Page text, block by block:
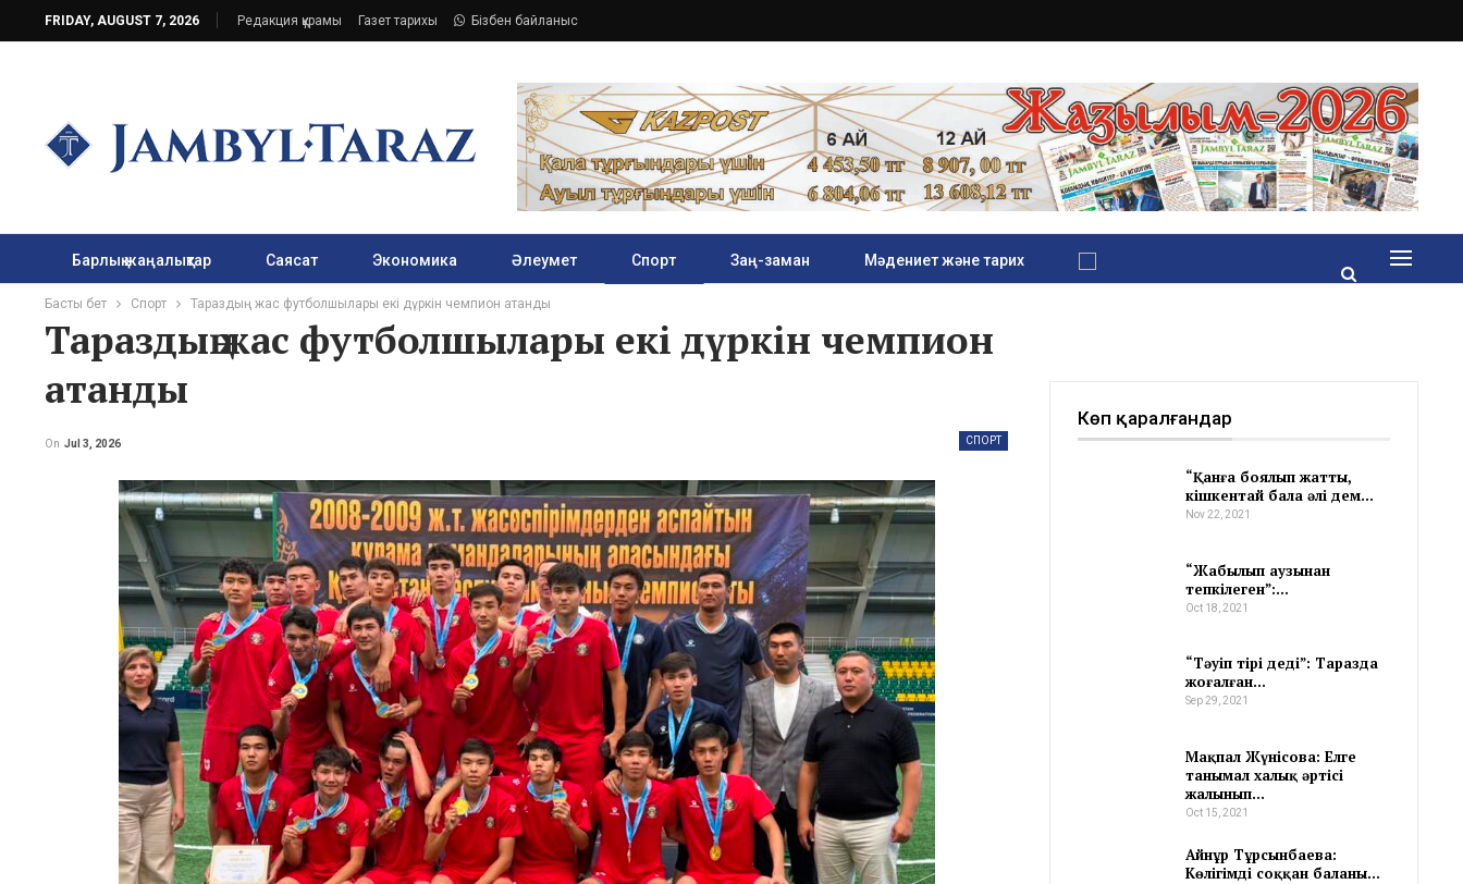
FRIDAY, AUGUST 7, 2026 Редакция құрамы Газет тарихы Бізбен байланыс
Барлық жаңалықтар Саясат Экономика Әлеумет Спорт Заң-заман Мәдениет және тарих
Басты бет Спорт Тараздың жас футболшылары екі дүркін чемпион атанды
Тараздың жас футболшылары екі дүркін чемпион
атанды
СПОРТ
On Jul 3, 2026
Көп қаралғандар
“Қанға боялып жатты,
кішкентай бала әлі дем…
Nov 22, 2021
“Жабылып аузынан
тепкілеген”:…
Oct 18, 2021
“Тәуіп тірі деді”: Таразда
жоғалған…
Sep 29, 2021
Мақпал Жүнісова: Елге
танымал халық әртісі
жалынып…
Oct 15, 2021
Айнұр Тұрсынбаева:
Көлігімді соққан баланы…